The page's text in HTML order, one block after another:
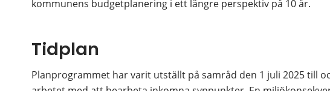
kommunens budgetplanering i ett längre perspektiv på 10 år.
Tidplan
Planprogrammet har varit utställt på samråd den 1 juli 2025 till